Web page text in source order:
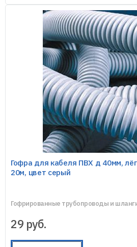
Гофра для кабеля ПВХ д 40мм,
20м, цвет серый
Гофрированные трубопроводы и
29 руб.